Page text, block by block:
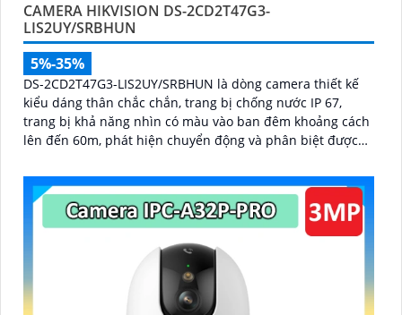
CAMERA HIKVISION DS-2CD2T47G3-
LIS2UY/SRBHUN
5%-35%
DS-2CD2T47G3-LIS2UY/SRBHUN là dòng camera thiết kế
kiểu dáng thân chắc chắn, trang bị chống nước IP 67,
trang bị khả năng nhìn có màu vào ban đêm khoảng cách
lên đến 60m, phát hiện chuyển động và phân biệt được